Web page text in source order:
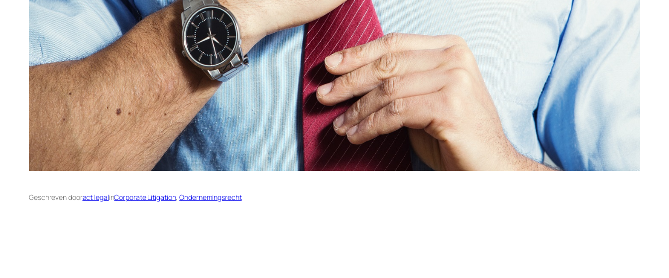
Geschreven dooract legalinCorporate Litigation, Ondernemingsrecht